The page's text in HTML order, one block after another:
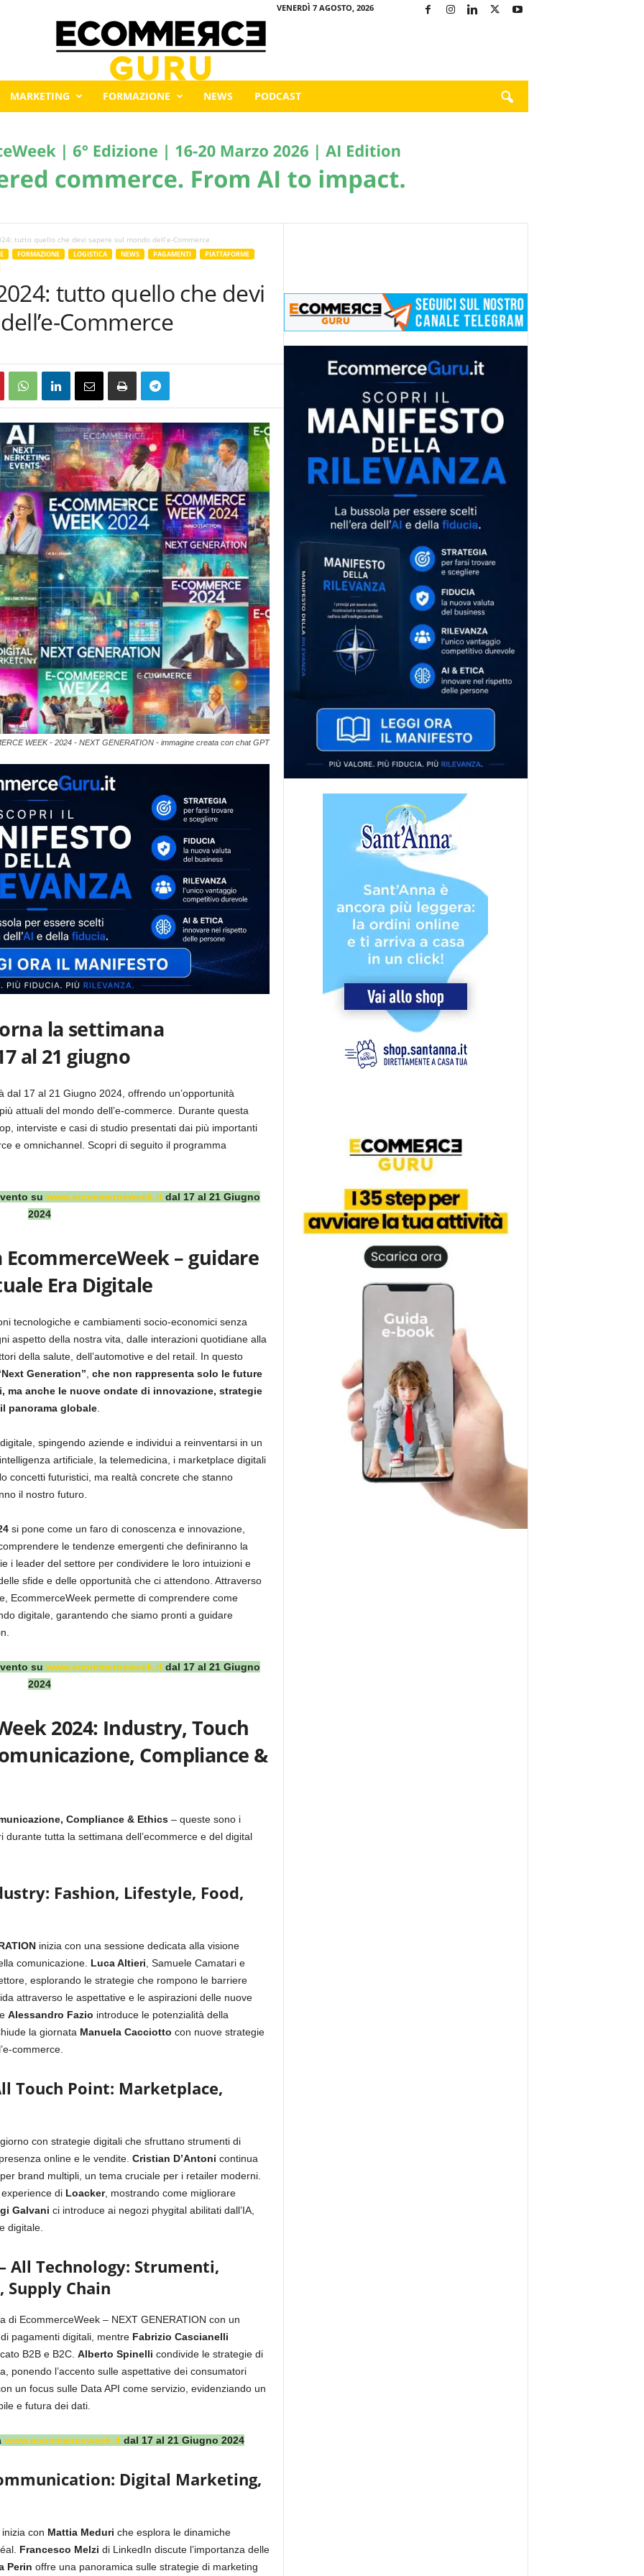
VENERDÌ 7 AGOSTO, 2026
MARKETING FORMAZIONE NEWS PODCAST
tutto quello che devi sapere sul mondo dell’e-Commerce
FORMAZIONE LOGISTICA NEWS PAGAMENTI
PIATTAFORME
tutto quello che devi
Commerce
WEEK - 2024 - NEXT GENERATION - immagine creata con chat GPT
la settimana
al 21 giugno
dal 17 al 21 Giugno 2024, offrendo un’opportunità
attuali del mondo dell’e-commerce. Durante questa
interviste e casi di studio presentati dai più importanti
e omnichannel. Scopri di seguito il programma
su www.ecommerceweek.itdal 17 al 21 Giugno
2024
EcommerceWeek – guidare
Era Digitale
tecnologiche e cambiamenti socio-economici senza
aspetto della nostra vita, dalle interazioni quotidiane alla
della salute, dell’automotive e del retail. In questo
Generation” che non rappresenta solo le future
ma anche le nuove ondate di innovazione, strategie
panorama globale.
spingendo aziende e individui a reinventarsi in un
artificiale, la telemedicina, i marketplace digitali
concetti futuristici, ma realtà concrete che stanno
il nostro futuro.
si pone come un faro di conoscenza e innovazione,
le tendenze emergenti che definiranno la
i leader del settore per condividere le loro intuizioni e
sfide e delle opportunità che ci attendono. Attraverso
EcommerceWeek permette di comprendere come
digitale, garantendo che siamo pronti a guidare
su www.ecommerceweek.itdal 17 al 21 Giugno
2024
2024: Industry, Touch
Compliance &
Compliance & Ethics– queste sono i
tutta la settimana dell’ecommerce e del digital
Fashion, Lifestyle, Food,
inizia con una sessione dedicata alla visione
comunicazione. Luca Altieri , Samuele Camatari e
esplorando le strategie che rompono le barriere
attraverso le aspettative e le aspirazioni delle nuove
Alessandro Fazio introduce le potenzialità della
la giornata Manuela Cacciotto con nuove strategie
commerce.
Touch Point: Marketplace,
con strategie digitali che sfruttano strumenti di
online e le vendite. Cristian D’Antoni continua
brand multipli, un tema cruciale per i retailer moderni.
di Loacker, mostrando come migliorare
Galvani ci introduce ai negozi phygital abilitati dall’IA,
digitale.
– All Technology: Strumenti,
Chain
di EcommerceWeek – NEXT GENERATION con un
pagamenti digitali, mentre Fabrizio Cascianelli
B2B e B2C. Alberto Spinelli condivide le strategie di
ponendo l’accento sulle aspettative dei consumatori
un focus sulle Data API come servizio, evidenziando un
e futura dei dati.
www.ecommerceweek.itdal 17 al 21 Giugno 2024
Digital Marketing,
con Mattia Meduri che esplora le dinamiche
Francesco Melzi di LinkedIn discute l’importanza delle
Perin offre una panoramica sulle strategie di marketing